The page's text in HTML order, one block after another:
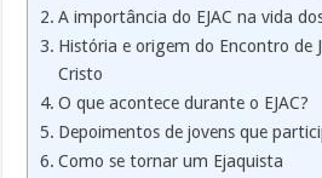
A importância do EJAC na vida
História e origem do Encontro de
Cristo
O que acontece durante o EJAC?
Depoimentos de jovens que
Como se tornar um Ejaquista